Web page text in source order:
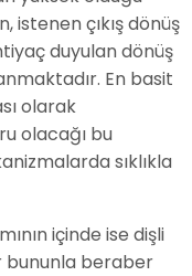
istenen çıkış dönüş
duyulan dönüş
En basit
olarak
olacağı bu
sıklıkla
içinde ise dişli
bununla beraber